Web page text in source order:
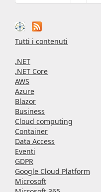
Tutti i contenuti
.NET
.NET Core
AWS
Azure
Blazor
Business
Cloud computing
Container
Data Access
Eventi
GDPR
Google Cloud Platform
Microsoft